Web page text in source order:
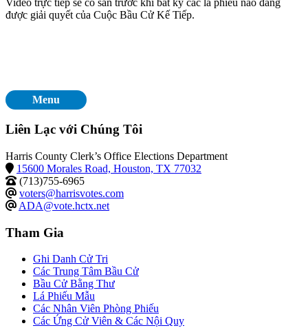
được giải quyết của Cuộc Bầu Cử Kế Tiếp.
Menu
Liên Lạc với Chúng Tôi
Harris County Clerk’s Office Elections Department
15600 Morales Road, Houston, TX 77032
(713)755-6965
voters@harrisvotes.com
ADA@vote.hctx.net
Tham Gia
Ghi Danh Cử Tri
Các Trung Tâm Bầu Cử
Bầu Cử Bằng Thư
Lá Phiếu Mẫu
Các Nhân Viên Phòng Phiếu
Các Ứng Cử Viên & Các Nội Quy